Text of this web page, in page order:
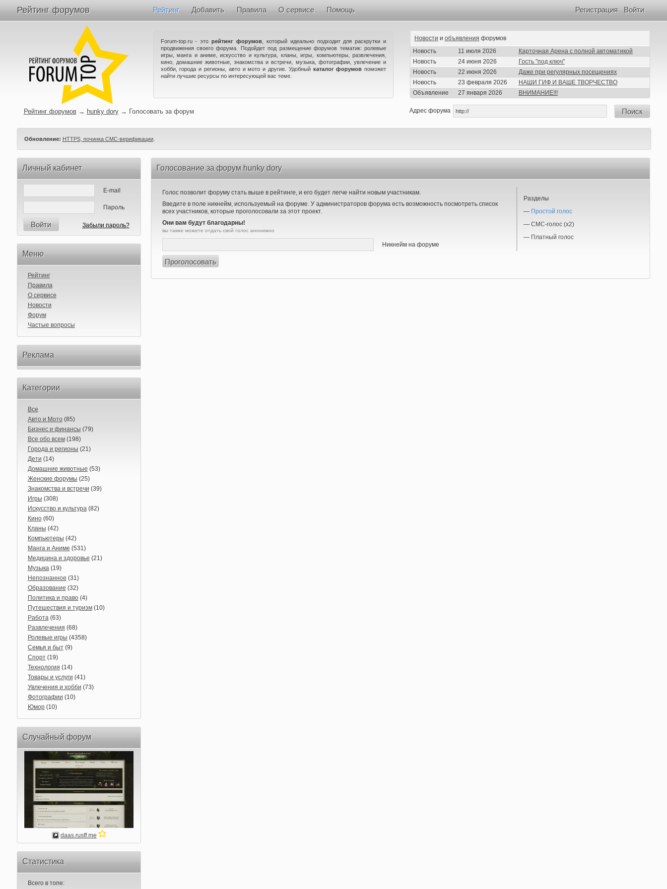
Рейтинг форумов Рейтинг Добавить Правила О сервисе Помощь Войти
Регистрация
Forum-top.ru - эторейтинг форумов , который идеально подходит для раскрутки и
продвижения своего форума. Подойдет под размещение форумов тематик: ролевые
игры, манга и аниме, искусство и культура, кланы, игры, компьютеры, развлечения,
кино, домашние животные, знакомства и встречи, музыка, фотографии, увлечение и
хобби, города и регионы, авто и мото и другие. Удобный каталог форумов поможет
найти лучшие ресурсы по интересующей вас теме.
Новости и объявления форумов
Новость
11 июля 2026
Карточная Арена с полной автоматикой
Новость
24 июня 2026
Гость "под ключ"
Новость
22 июня 2026
Даже при регулярных посещениях
Новость
23 февраля 2026
НАШИ ГИФ И ВАШЕ ТВОРЧЕСТВО
Объявление
27 января 2026 ВНИМАНИЕ!!!
Адрес форума Поиск
Рейтинг форумов → hunky dory → Голосовать за форум
Обновление: HTTPS, починка СМС-верификации.
Личный кабинет
E-mail
Пароль
Войти Забыли пароль?
Меню
Рейтинг
Правила
О сервисе
Новости
Форум
Частые вопросы
Реклама
Категории
Все
Авто и Мото(85)
Бизнес и финансы (79)
Все обо всем(198)
Города и регионы (21)
Дети (14)
Домашние животные (53)
Женские форумы (25)
Знакомства и встречи (39)
Игры (308)
Искусство и культура(82)
Кино(60)
Кланы (42)
Компьютеры (42)
Манга и Аниме (531)
Медицина и здоровье (21)
Музыка(19)
Непознанное (31)
Образование (32)
Политика и право(4)
Путешествия и туризм(10)
Работа(63)
Развлечения (68)
Ролевые игры (4358)
Семья и быт(9)
Спорт(19)
Технология (14)
Товары и услуги (41)
Увлечения и хобби (73)
Фотографии (10)
Юмор(10)
Случайный форум
daas.rusff.me
Статистика
Всего в топе:
Голосование за форум hunky dory
Голос позволит форуму стать выше в рейтинге, и его будет легче найти новым участникам.
Введите в поле никнейм, используемый на форуме. У администраторов форума есть возможность посмотреть список
всех участников, которые проголосовали за этот проект.
Они вам будут благодарны!
вы также можете отдать свой голос анонимно
Никнейм на форуме
Разделы
— Простой голос
— СМС-голос (x2)
— Платный голос